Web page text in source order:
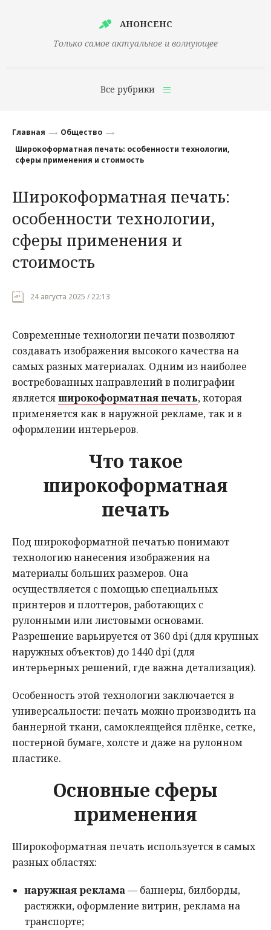
АНОНСЕНС
Только самое актуальное и волнующее
Все рубрики
Финансы
Наука
Культура
Общество
Политика
Мнения
Главная
Общество
Широкоформатная печать: особенности технологии,
сферы применения и стоимость
Широкоформатная печать:
особенности технологии,
сферы применения и
стоимость
24 августа 2025 / 22:13
Современные технологии печати позволяют
создавать изображения высокого качества на
самых разных материалах. Одним из наиболее
востребованных направлений в полиграфии
являетсяширокоформатная печать, которая
применяется как в наружной рекламе, так и в
оформлении интерьеров.
Что такое
широкоформатная
печать
Под широкоформатной печатью понимают
технологию нанесения изображения на
материалы больших размеров. Она
осуществляется с помощью специальных
принтеров и плоттеров, работающих с
рулонными или листовыми основами.
Разрешение варьируется от 360 dpi (для крупных
наружных объектов) до 1440 dpi (для
интерьерных решений, где важна детализация).
Особенность этой технологии заключается в
универсальности: печать можно производить на
баннерной ткани, самоклеящейся плёнке, сетке,
постерной бумаге, холсте и даже на рулонном
пластике.
Основные сферы
применения
Широкоформатная печать используется в самых
разных областях:
наружная реклама— баннеры, билборды,
растяжки, оформление витрин, реклама на
транспорте;